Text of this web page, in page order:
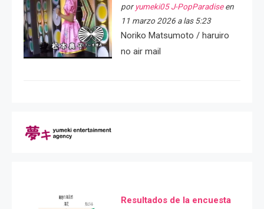
por yumeki05 J-PopParadiseen
11 marzo 2026 a las 5:23
Noriko Matsumoto / haruiro
no air mail
Resultados de la encuesta